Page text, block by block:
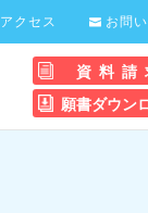
お問
アクセス
資料請
願書ダウン